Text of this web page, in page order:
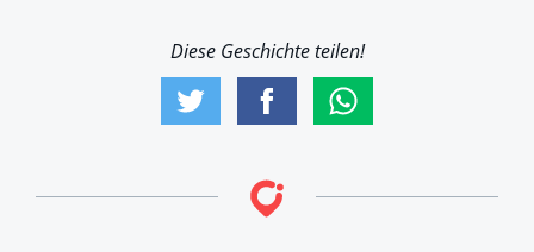
Diese Geschichte teilen!